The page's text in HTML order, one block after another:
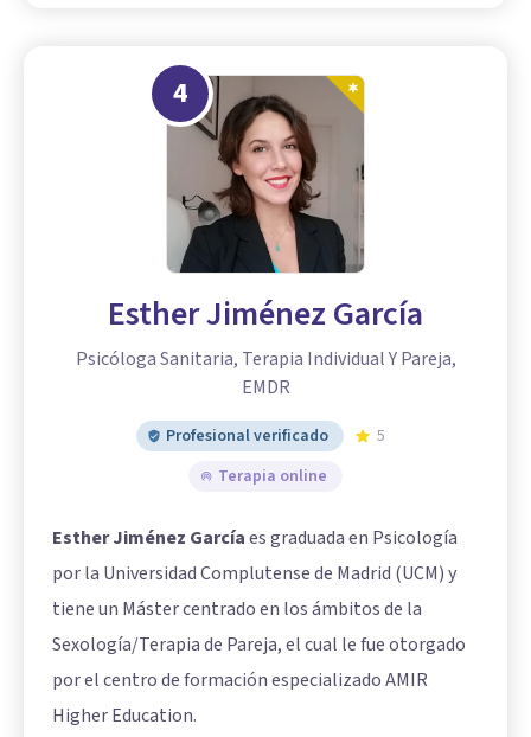
4
Esther Jiménez García
Psicóloga Sanitaria, Terapia Individual Y Pareja,
EMDR
Profesional verificado
5
Terapia online
Esther Jiménez Garcíaes graduada en Psicología
por la Universidad Complutense de Madrid (UCM) y
tiene un Máster centrado en los ámbitos de la
Sexología/Terapia de Pareja, el cual le fue otorgado
por el centro de formación especializado AMIR
Higher Education.